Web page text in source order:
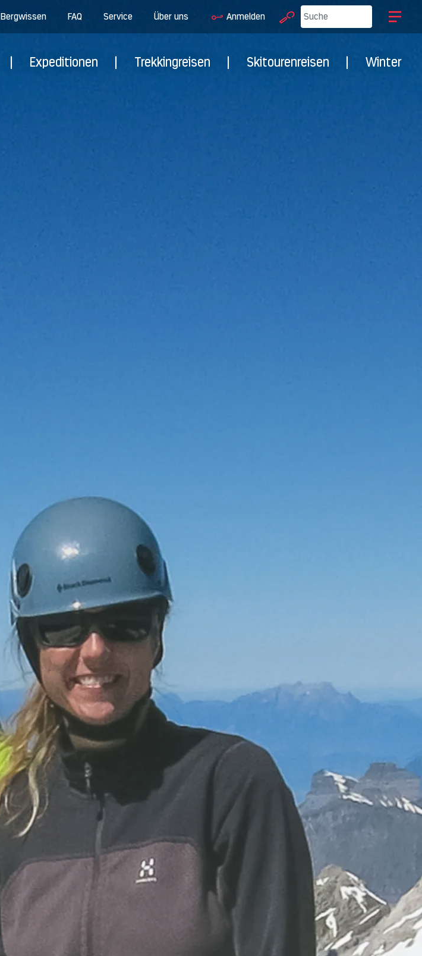
Bergwissen FAQ Service Über uns Anmelden
Expeditionen Trekkingreisen Skitourenreisen Winter